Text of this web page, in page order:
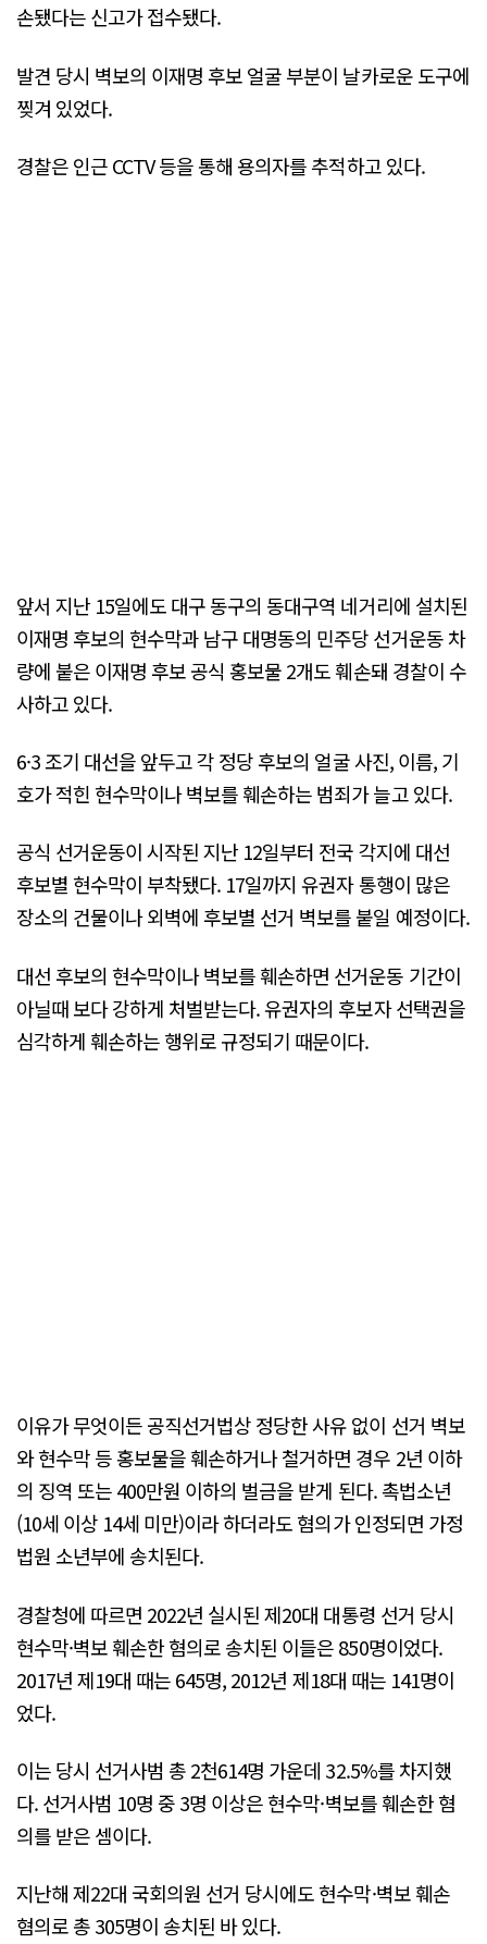
손됐다는 신고가 접수됐다.
발견 당시 벽보의 이재명 후보 얼굴 부분이 날카로운 도구에
찢겨 있었다.
경찰은 인근 CCTV 등을 통해 용의자를 추적하고 있다.
앞서 지난 15일에도 대구 동구의 동대구역 네거리에 설치된
이재명 후보의 현수막과 남구 대명동의 민주당 선거운동 차
량에 붙은 이재명 후보 공식 홍보물 2개도 훼손돼 경찰이 수
사하고 있다.
6·3 조기 대선을 앞두고 각 정당 후보의 얼굴 사진, 이름, 기
호가 적힌 현수막이나 벽보를 훼손하는 범죄가 늘고 있다.
공식 선거운동이 시작된 지난 12일부터 전국 각지에 대선
후보별 현수막이 부착됐다. 17일까지 유권자 통행이 많은
장소의 건물이나 외벽에 후보별 선거 벽보를 붙일 예정이다.
대선 후보의 현수막이나 벽보를 훼손하면 선거운동 기간이
아닐때 보다 강하게 처벌받는다. 유권자의 후보자 선택권을
심각하게 훼손하는 행위로 규정되기 때문이다.
이유가 무엇이든 공직선거법상 정당한 사유 없이 선거 벽보
와 현수막 등 홍보물을 훼손하거나 철거하면 경우 2년 이하
의 징역 또는 400만원 이하의 벌금을 받게 된다. 촉법소년
(10세 이상 14세 미만)이라 하더라도 혐의가 인정되면 가정
법원 소년부에 송치된다.
경찰청에 따르면 2022년 실시된 제20대 대통령 선거 당시
현수막·벽보 훼손한 혐의로 송치된 이들은 850명이었다.
2017년 제19대 때는 645명, 2012년 제18대 때는 141명이
었다.
이는 당시 선거사범 총 2천614명 가운데 32.5%를 차지했
다. 선거사범 10명 중 3명 이상은 현수막·벽보를 훼손한 혐
의를 받은 셈이다.
지난해 제22대 국회의원 선거 당시에도 현수막·벽보 훼손
혐의로 총 305명이 송치된 바 있다.